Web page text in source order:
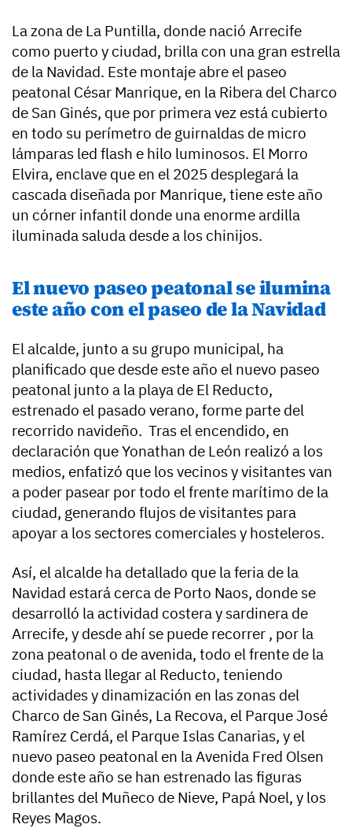
La zona de La Puntilla, donde nació Arrecife
como puerto y ciudad, brilla con una gran estrella
de la Navidad. Este montaje abre el paseo
peatonal César Manrique, en la Ribera del Charco
de San Ginés, que por primera vez está cubierto
en todo su perímetro de guirnaldas de micro
lámparas led flash e hilo luminosos. El Morro
Elvira, enclave que en el 2025 desplegará la
cascada diseñada por Manrique, tiene este año
un córner infantil donde una enorme ardilla
iluminada saluda desde a los chinijos.
El nuevo paseo peatonal se ilumina
este año con el paseo de la Navidad
El alcalde, junto a su grupo municipal, ha
planificado que desde este año el nuevo paseo
peatonal junto a la playa de El Reducto,
estrenado el pasado verano, forme parte del
recorrido navideño. Tras el encendido, en
declaración que Yonathan de León realizó a los
medios, enfatizó que los vecinos y visitantes van
a poder pasear por todo el frente marítimo de la
ciudad, generando flujos de visitantes para
apoyar a los sectores comerciales y hosteleros.
Así, el alcalde ha detallado que la feria de la
Navidad estará cerca de Porto Naos, donde se
desarrolló la actividad costera y sardinera de
Arrecife, y desde ahí se puede recorrer , por la
zona peatonal o de avenida, todo el frente de la
ciudad, hasta llegar al Reducto, teniendo
actividades y dinamización en las zonas del
Charco de San Ginés, La Recova, el Parque José
Ramírez Cerdá, el Parque Islas Canarias, y el
nuevo paseo peatonal en la Avenida Fred Olsen
donde este año se han estrenado las figuras
brillantes del Muñeco de Nieve, Papá Noel, y los
Reyes Magos.